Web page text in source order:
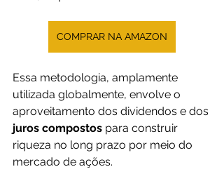
COMPRAR NA AMAZON
Essa metodologia, amplamente
utilizada globalmente, envolve o
aproveitamento dos dividendos e dos
juros compostos para construir
riqueza no long prazo por meio do
mercado de ações.